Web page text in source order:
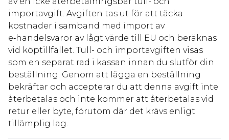
importavgift. Avgiften tas ut för att täcka
kostnader i samband med import av
e‑handelsvaror av lågt värde till EU och beräknas
vid köptillfället. Tull- och importavgiften visas
som en separat rad i kassan innan du slutför din
beställning. Genom att lägga en beställning
bekräftar och accepterar du att denna avgift inte
återbetalas och inte kommer att återbetalas vid
retur eller byte, förutom där det krävs enligt
tillämplig lag.